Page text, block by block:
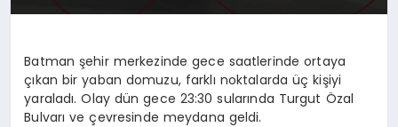
Batman şehir merkezinde gece saatlerinde ortaya
çıkan bir yaban domuzu, farklı noktalarda üç kişiyi
yaraladı. Olay dün gece 23:30 sularında Turgut Özal
Bulvarı ve çevresinde meydana geldi.